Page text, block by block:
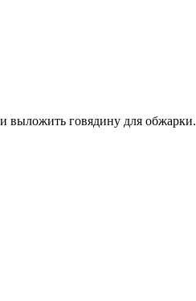
и выложить говядину для обжарки.